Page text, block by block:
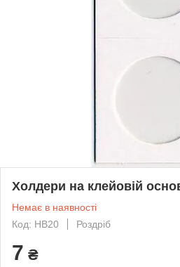
Холдери на клейовій
Немає в наявності
Код: HB20
Роздріб
7 ₴